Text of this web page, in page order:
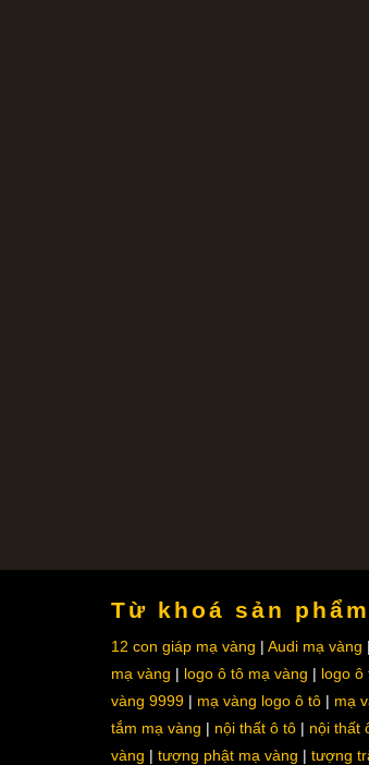
Từ khoá sản phẩm
12 con giáp mạ vàng Audi mạ vàng
mạ vàng
logo ô tô mạ vàng logo ô
vàng 9999
mạ vàng logo ô tô mạ
tắm mạ vàng
nội thất ô tô nội thất
vàng
tượng phật mạ vàng tượng